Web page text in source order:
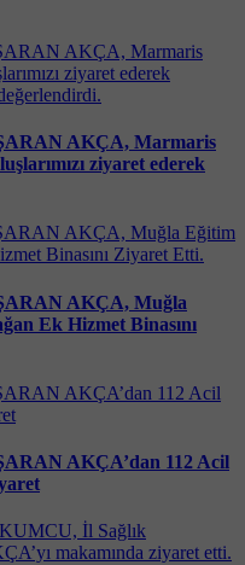
AKÇA, Marmaris
ziyaret ederek
AKÇA, Muğla
Ek Hizmet Binasını
AKÇA’dan 112 Acil